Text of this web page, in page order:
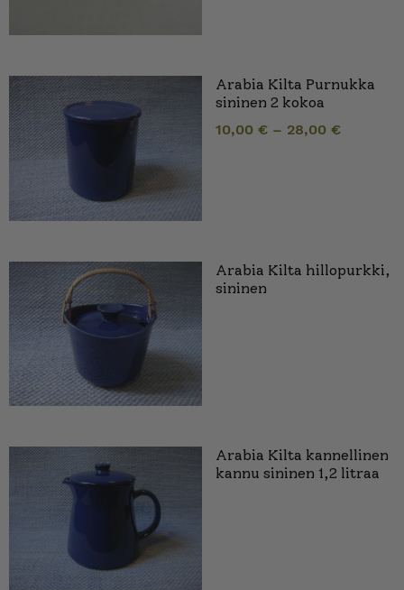
Arabia Kilta Purnukka
sininen 2 kokoa
10,00 € – 28,00 €
Arabia Kilta hillopurkki,
sininen
Arabia Kilta kannellinen
kannu sininen 1,2 litraa